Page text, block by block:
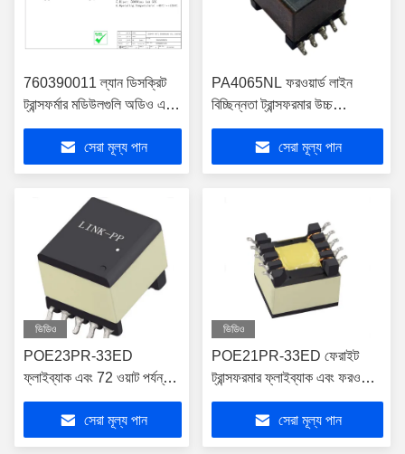
760390011 ল্যান ডিসক্রিট
ট্রান্সফর্মার মডিউলগুলি অডিও এবং
সিগন্যাল ফ্লাইব্যাক POE
LPB06024ANL
সেরা মূল্য পান
PA4065NL ফরওয়ার্ড লাইন
বিচ্ছিন্নতা ট্রান্সফরমার উচ্চ
ফ্রিকোয়েন্সি তারের ক্ষত
সেরা মূল্য পান
ভিডিও
POE23PR-33ED
ফ্লাইব্যাক এবং 72 ওয়াট পর্যন্ত
PoE এর জন্য ফরওয়ার্ড
ট্রান্সফরমার
সেরা মূল্য পান
ভিডিও
POE21PR-33ED ফেরাইট
ট্রান্সফরমার ফ্লাইব্যাক এবং ফরওয়ার্ড
ট্রান্সফরমার
সেরা মূল্য পান